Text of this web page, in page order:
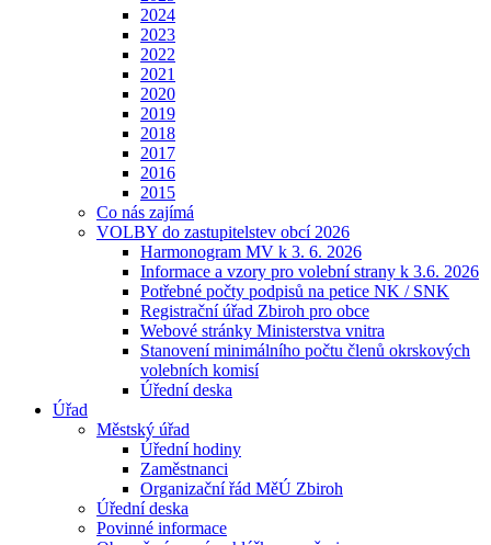
2024
2023
2022
2021
2020
2019
2018
2017
2016
2015
Co nás zajímá
VOLBY do zastupitelstev obcí 2026
Harmonogram MV k 3. 6. 2026
Informace a vzory pro volební strany k 3.6. 2026
Potřebné počty podpisů na petice NK / SNK
Registrační úřad Zbiroh pro obce
Webové stránky Ministerstva vnitra
Stanovení minimálního počtu členů okrskových
volebních komisí
Úřední deska
Úřad
Městský úřad
Úřední hodiny
Zaměstnanci
Organizační řád MěÚ Zbiroh
Úřední deska
Povinné informace